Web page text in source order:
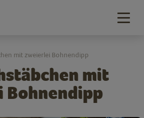
mit
Bohnendipp
mit zweierlei Bohnendipp